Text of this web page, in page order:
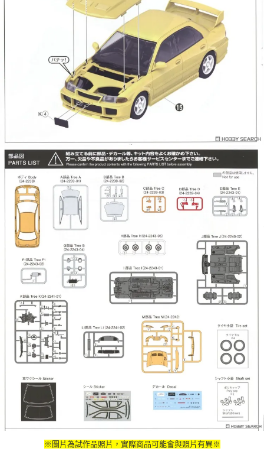
※圖片為試作品照片，實際商品可能會與照片有異※